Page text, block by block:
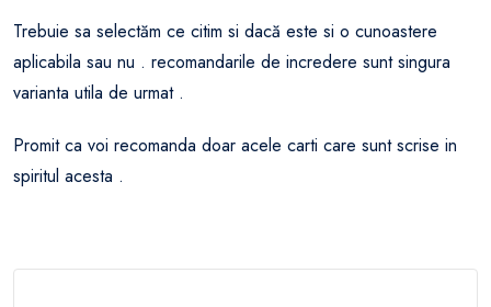
Trebuie sa selectăm ce citim si dacă este si o cunoastere
aplicabila sau nu . recomandarile de incredere sunt singura
varianta utila de urmat .
Promit ca voi recomanda doar acele carti care sunt scrise in
spiritul acesta .